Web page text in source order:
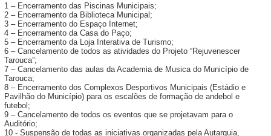
1 – Encerramento das Piscinas Municipais;
2 – Encerramento da Biblioteca Municipal;
3 – Encerramento do Espaço Internet;
4 – Encerramento da Casa do Paço;
5 – Encerramento da Loja Interativa de Turismo;
6 – Cancelamento de todos as atividades do Projeto “Rejuvenescer
Tarouca”;
7 – Cancelamento das aulas da Academia de Musica do Município de
Tarouca;
8 – Encerramento dos Complexos Desportivos Municipais (Estádio e
Pavilhão do Município) para os escalões de formação de andebol e
futebol;
9 – Cancelamento de todos os eventos que se projetavam para o
Auditório;
10 - Suspensão de todas as iniciativas organizadas pela Autarquia,